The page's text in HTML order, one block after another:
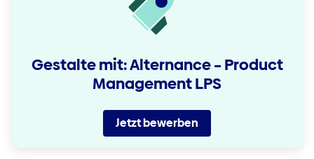
Gestalte mit: Alternance – Product
Management LPS
Jetzt bewerben